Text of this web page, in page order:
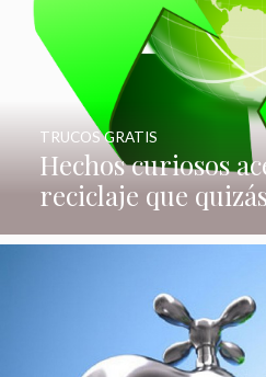
Hechos curiosos
reciclaje que
TRUCOS GRATIS